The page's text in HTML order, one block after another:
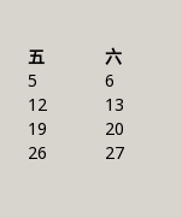
五
六
5
6
12
13
19
20
26
27